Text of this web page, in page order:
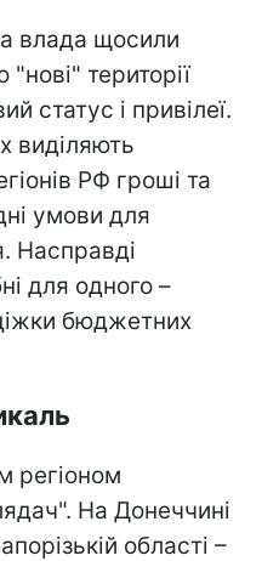
влада щосили
території
статус і привілеї.
виділяють
РФ гроші та
умови для
Насправді
для одного –
бюджетних
регіоном
На Донеччині
області –